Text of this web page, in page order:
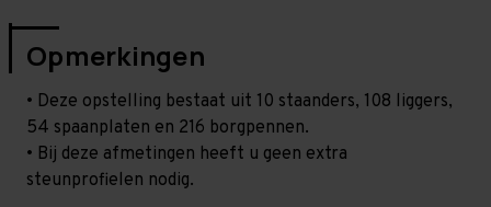
Opmerkingen
• Deze opstelling bestaat uit 10 staanders, 108 liggers,
54 spaanplaten en 216 borgpennen.
• Bij deze afmetingen heeft u geen extra
steunprofielen nodig.